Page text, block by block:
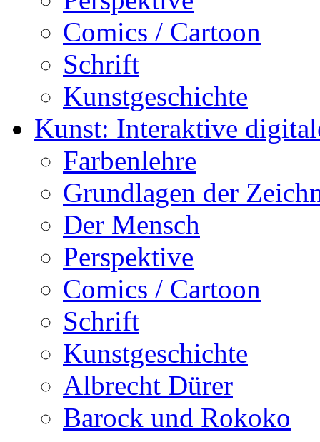
Comics / Cartoon
Schrift
Kunstgeschichte
Kunst: Interaktive
Farbenlehre
Grundlagen der
Der Mensch
Perspektive
Comics / Cartoon
Schrift
Kunstgeschichte
Albrecht Dürer
Barock und Rokoko